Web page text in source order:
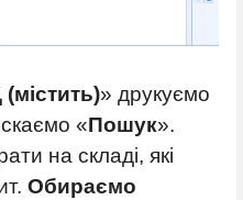
» друкуємо
«Пошук».
на складі, які
Обираємо